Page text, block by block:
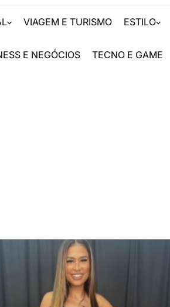
VIAGEM E TURISMO ESTILO
E NEGÓCIOS TECNO E GAME